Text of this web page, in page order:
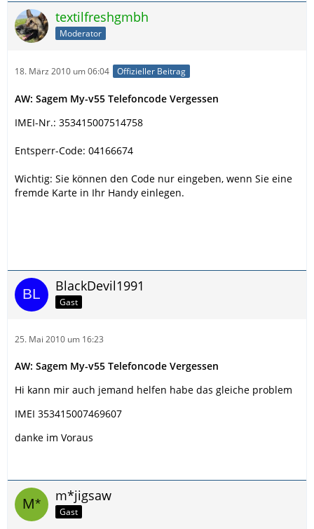
textilfreshgmbh
Moderator
18. März 2010 um 06:04 Offizieller Beitrag
AW: Sagem My-v55 Telefoncode Vergessen
IMEI-Nr.: 353415007514758
Entsperr-Code: 04166674
Wichtig: Sie können den Code nur eingeben, wenn Sie eine
fremde Karte in Ihr Handy einlegen.
BlackDevil1991
Gast
25. Mai 2010 um 16:23
AW: Sagem My-v55 Telefoncode Vergessen
Hi kann mir auch jemand helfen habe das gleiche problem
IMEI 353415007469607
danke im Voraus
m*jigsaw
Gast